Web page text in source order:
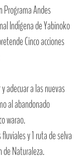
Programa Andes
Indígena de Yabinoko
Cinco acciones
adecuar a las nuevas
al abandonado
warao.
y 1 ruta de selva
de Naturaleza.